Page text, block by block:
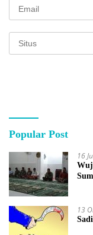
Popular Post
16
13